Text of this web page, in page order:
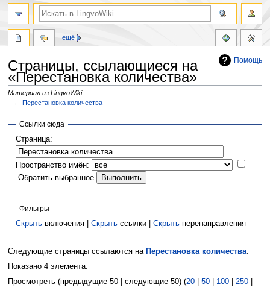
Помощь
Страницы, ссылающиеся на
«Перестановка количества»
Материал из LingvoWiki
←Перестановка количества
Перейти
навигации
Перейти
поиску
Ссылки сюда
Страница:
Пространство имён:
Обратить выбранное
Фильтры
Скрыть включения |Скрыть ссылки |Скрыть перенаправления
Следующие страницы ссылаются на Перестановка количества:
Показано 4 элемента.
Просмотреть (предыдущие 50 | следующие 50) (20| 50| 100| 250|
ещё